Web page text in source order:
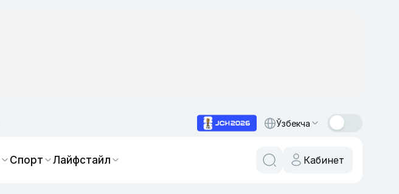
Ўзбекча
Спорт Лайфстайл Кабинет